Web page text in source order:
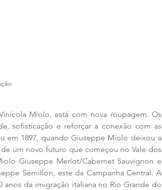
Miolo, está com nova roupagem. Os
sofisticação e reforçar a conexão com as
em 1897, quando Giuseppe Miolo deixou a
um novo futuro que começou no Vale dos
Giuseppe Merlot/Cabernet Sauvignon e
Sémillon, este da Campanha Central. A
anos da imigração italiana no Rio Grande do